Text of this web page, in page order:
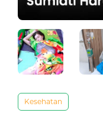
Kesehatan